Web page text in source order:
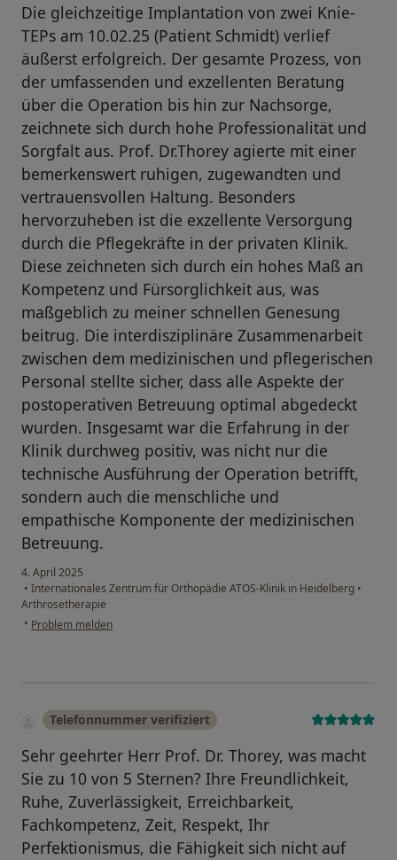
Die gleichzeitige Implantation von zwei Knie-
TEPs am 10.02.25 (Patient Schmidt) verlief
äußerst erfolgreich. Der gesamte Prozess, von
der umfassenden und exzellenten Beratung
über die Operation bis hin zur Nachsorge,
zeichnete sich durch hohe Professionalität und
Sorgfalt aus. Prof. Dr.Thorey agierte mit einer
bemerkenswert ruhigen, zugewandten und
vertrauensvollen Haltung. Besonders
hervorzuheben ist die exzellente Versorgung
durch die Pflegekräfte in der privaten Klinik.
Diese zeichneten sich durch ein hohes Maß an
Kompetenz und Fürsorglichkeit aus, was
maßgeblich zu meiner schnellen Genesung
beitrug. Die interdisziplinäre Zusammenarbeit
zwischen dem medizinischen und pflegerischen
Personal stellte sicher, dass alle Aspekte der
postoperativen Betreuung optimal abgedeckt
wurden. Insgesamt war die Erfahrung in der
Klinik durchweg positiv, was nicht nur die
technische Ausführung der Operation betrifft,
sondern auch die menschliche und
empathische Komponente der medizinischen
Betreuung.
4. April 2025
• Internationales Zentrum für Orthopädie ATOS-Klinik in Heidelberg •
Arthrosetherapie
• Problem melden
Telefonnummer verifiziert
Sehr geehrter Herr Prof. Dr. Thorey, was macht
Sie zu 10 von 5 Sternen? Ihre Freundlichkeit,
Ruhe, Zuverlässigkeit, Erreichbarkeit,
Fachkompetenz, Zeit, Respekt, Ihr
Perfektionismus, die Fähigkeit sich nicht auf